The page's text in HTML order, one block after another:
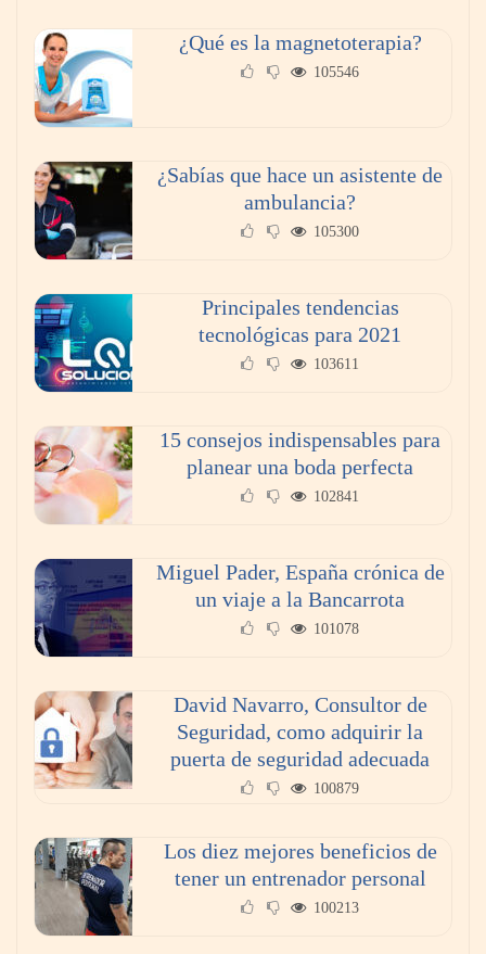
Reforestando con el Corazón regresa a Sierra
La cartera vencida hipotecaria aumenta al
doble de velocidad que la cartera sana en
Toro Tapas inaugura su Raw Bar: una
experiencia desde mediodía hasta el
anochecer con cocina abierta
¿Qué es la magnetoterapia?
105546
¿Sabías que hace un asistente de
ambulancia?
105300
Principales tendencias
tecnológicas para 2021
103611
15 consejos indispensables para
planear una boda perfecta
102841
Miguel Pader, España crónica de
un viaje a la Bancarrota
101078
David Navarro, Consultor de
Seguridad, como adquirir la
puerta de seguridad adecuada
100879
Los diez mejores beneficios de
tener un entrenador personal
100213